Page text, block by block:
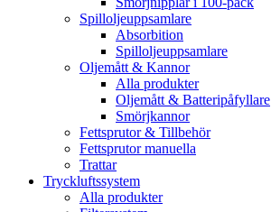
Spilloljeuppsamlare
Absorbition
Spilloljeuppsamlare
Oljemått & Kannor
Alla produkter
Oljemått & Batteripåfyllare
Smörjkannor
Fettsprutor & Tillbehör
Fettsprutor manuella
Trattar
Tryckluftssystem
Alla produkter